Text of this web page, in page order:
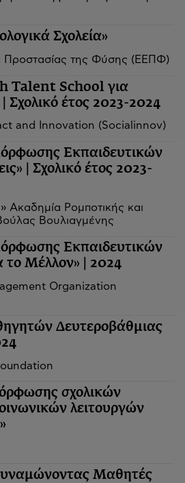
Σχολεία»
Προστασίας της Φύσης (ΕΕΠΦ)
Talent School για
Σχολικό έτος 2023-2024
and Innovation (Socialinnov)
Εκπαιδευτικών
| Σχολικό έτος 2023-
Ακαδημία Ρομποτικής και
Βουλιαγμένης
Εκπαιδευτικών
το Μέλλον» | 2024
Organization
Δευτεροβάθμιας
σχολικών
λειτουργών
Μαθητές